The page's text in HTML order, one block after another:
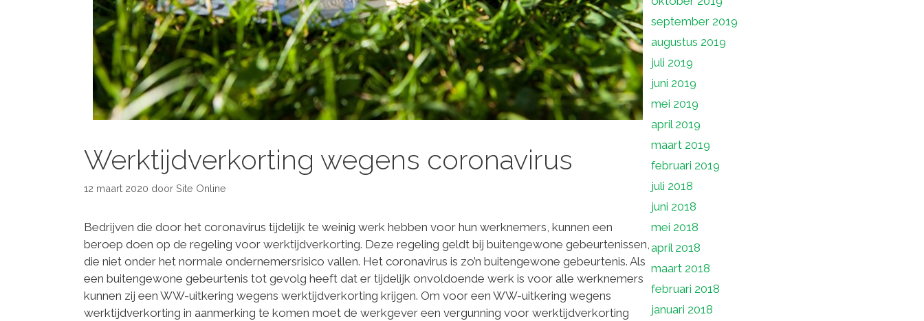
Werktijdverkorting wegens coronavirus
12 maart 2020 door Site Online
Bedrijven die door het coronavirus tijdelijk te weinig werk hebben voor hun werknemers, kunnen een
beroep doen op de regeling voor werktijdverkorting. Deze regeling geldt bij buitengewone gebeurtenissen,
die niet onder het normale ondernemersrisico vallen. Het coronavirus is zo’n buitengewone gebeurtenis. Als
een buitengewone gebeurtenis tot gevolg heeft dat er tijdelijk onvoldoende werk is voor alle werknemers
kunnen zij een WW-uitkering wegens werktijdverkorting krijgen. Om voor een WW-uitkering wegens
werktijdverkorting in aanmerking te komen moet de werkgever een vergunning voor werktijdverkorting
september 2019
augustus 2019
juli 2019
juni 2019
mei 2019
april 2019
maart 2019
februari 2019
juli 2018
juni 2018
mei 2018
april 2018
maart 2018
februari 2018
januari 2018